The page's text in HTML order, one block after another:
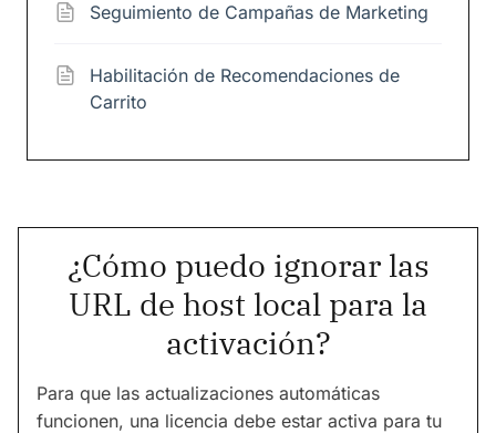
Seguimiento de Campañas de Marketing
Habilitación de Recomendaciones de
Carrito
¿Cómo puedo ignorar las
URL de host local para la
activación?
Para que las actualizaciones automáticas
funcionen, una licencia debe estar activa para tu